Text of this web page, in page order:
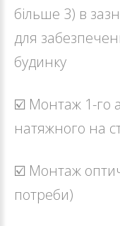
більше 3) в
для
будинку
☑️ Монтаж 1-го
натяжного на
☑️ Монтаж
потреби)